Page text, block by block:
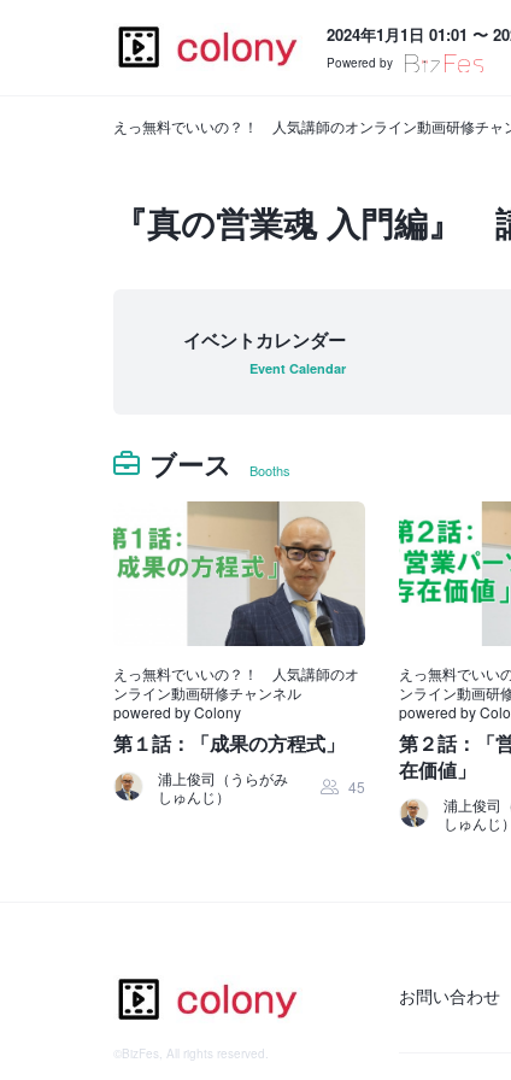
2024年1月1日 01:01 〜
Powered by
えっ無料でいいの？！ 人気講師のオンライン動画研修チ
『真の営業魂 入門編』
イベントカレンダー
Event Calendar
ブース Booths
えっ無料でいいの？！ 人気講師のオ
ンライン動画研修チャンネル
powered by Colony
第１話：「成果の方程式」
浦上俊司（うらがみ
しゅんじ）
45
えっ無料でいい
ンライン動画研
powered by
第２話：「
在価値」
浦上俊司
しゅんじ）
©BizFes, All rights reserved.
お問い合わせ